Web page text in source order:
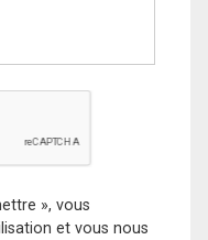
», vous
et vous nous